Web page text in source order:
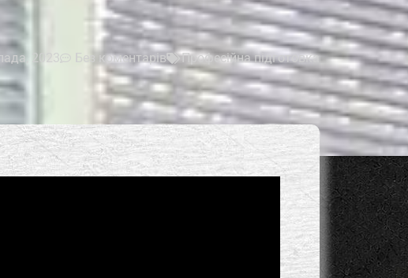
2023 Без коментарів Професійна підготовка